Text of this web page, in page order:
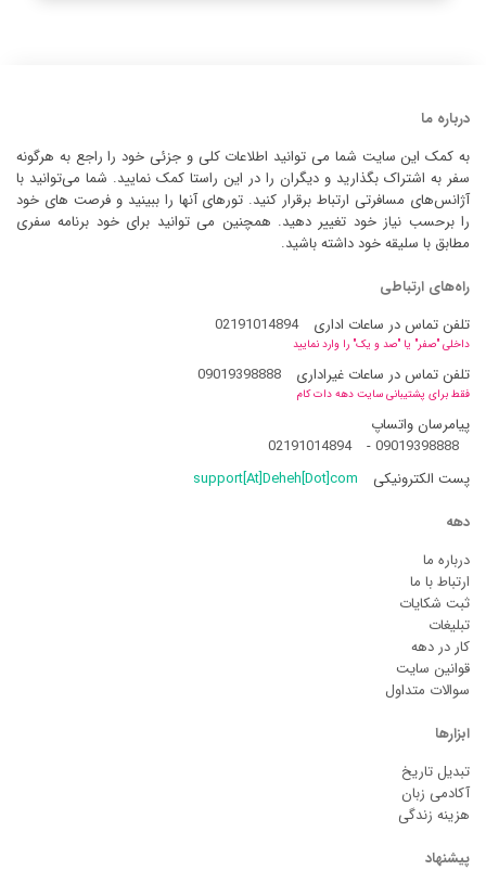
درباره ما
به کمک این سایت شما می توانید اطلاعات کلی و جزئی خود را راجع به هرگونه
سفر به اشتراک بگذارید و دیگران را در این راستا کمک نمایید. شما می‌توانید با
آژانس‌های مسافرتی ارتباط برقرار کنید. تورهای آنها را ببینید و فرصت های خود
را برحسب نیاز خود تغییر دهید. همچنین می توانید برای خود برنامه سفری
مطابق با سلیقه خود داشته باشید.
راه‌های ارتباطی
تلفن تماس در ساعات اداری
02191014894
داخلی "صفر" یا "صد و یک" را وارد نمایید
تلفن تماس در ساعات غیراداری 09019398888
فقط برای پشتیبانی سایت دهه دات کام
پیامرسان واتساپ
09019398888
-
02191014894
پست الکترونیکی
support[At]Deheh[Dot]com
دهه
درباره ما
ارتباط با ما
ثبت شکایات
تبلیغات
کار در دهه
قوانین سایت
سوالات متداول
ابزارها
تبدیل تاریخ
آکادمی زبان
هزینه زندگی
پیشنهاد